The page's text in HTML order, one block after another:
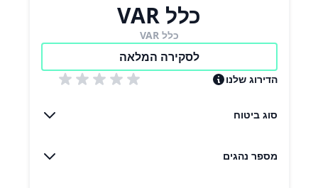
כלל VAR
כלל VAR
לסקירה המלאה
הדירוג שלנו
סוג ביטוח
מספר נהגים